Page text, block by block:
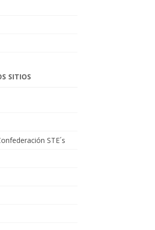
SITIOS
STE´s